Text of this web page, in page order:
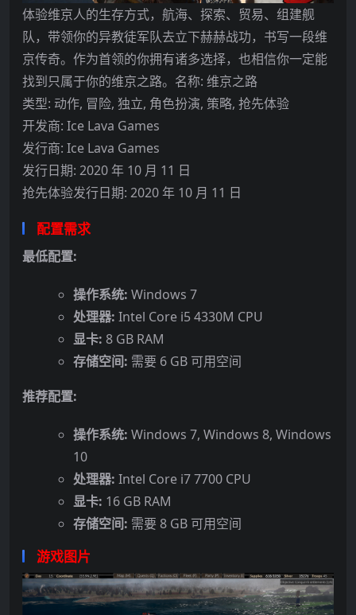
体验维京人的生存方式，航海、探索、贸易、组建舰
队，带领你的异教徒军队去立下赫赫战功，书写一段维
京传奇。作为首领的你拥有诸多选择，也相信你一定能
找到只属于你的维京之路。名称: 维京之路
类型: 动作, 冒险, 独立, 角色扮演, 策略, 抢先体验
开发商: Ice Lava Games
发行商: Ice Lava Games
发行日期: 2020 年 10 月 11 日
抢先体验发行日期: 2020 年 10 月 11 日
配置需求
最低配置:
操作系统: Windows 7
处理器: Intel Core i5 4330M CPU
显卡: 8 GB RAM
存储空间: 需要 6 GB 可用空间
推荐配置:
操作系统: Windows 7, Windows 8, Windows
10
处理器: Intel Core i7 7700 CPU
显卡: 16 GB RAM
存储空间: 需要 8 GB 可用空间
游戏图片